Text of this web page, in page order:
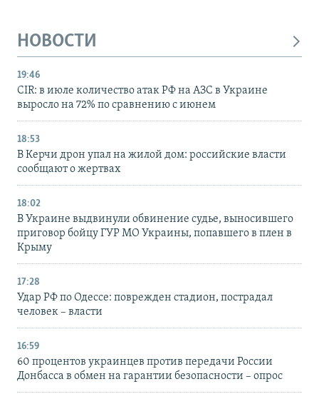
НОВОСТИ
19:46
CIR: в июле количество атак РФ на АЗС в Украине
выросло на 72% по сравнению с июнем
18:53
В Керчи дрон упал на жилой дом: российские власти
сообщают о жертвах
18:02
В Украине выдвинули обвинение судье, выносившего
приговор бойцу ГУР МО Украины, попавшего в плен в
Крыму
17:28
Удар РФ по Одессе: поврежден стадион, пострадал
человек – власти
16:59
60 процентов украинцев против передачи России
Донбасса в обмен на гарантии безопасности – опрос